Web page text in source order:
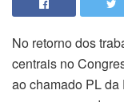
No retorno dos
centrais no
ao chamado PL